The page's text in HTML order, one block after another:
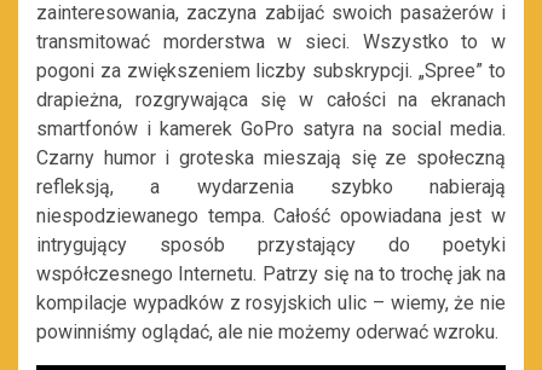
zainteresowania, zaczyna zabijać swoich pasażerów i
transmitować morderstwa w sieci. Wszystko to w
pogoni za zwiększeniem liczby subskrypcji. „Spree” to
drapieżna, rozgrywająca się w całości na ekranach
smartfonów i kamerek GoPro satyra na social media.
Czarny humor i groteska mieszają się ze społeczną
refleksją, a wydarzenia szybko nabierają
niespodziewanego tempa. Całość opowiadana jest w
intrygujący sposób przystający do poetyki
współczesnego Internetu. Patrzy się na to trochę jak na
kompilacje wypadków z rosyjskich ulic – wiemy, że nie
powinniśmy oglądać, ale nie możemy oderwać wzroku.